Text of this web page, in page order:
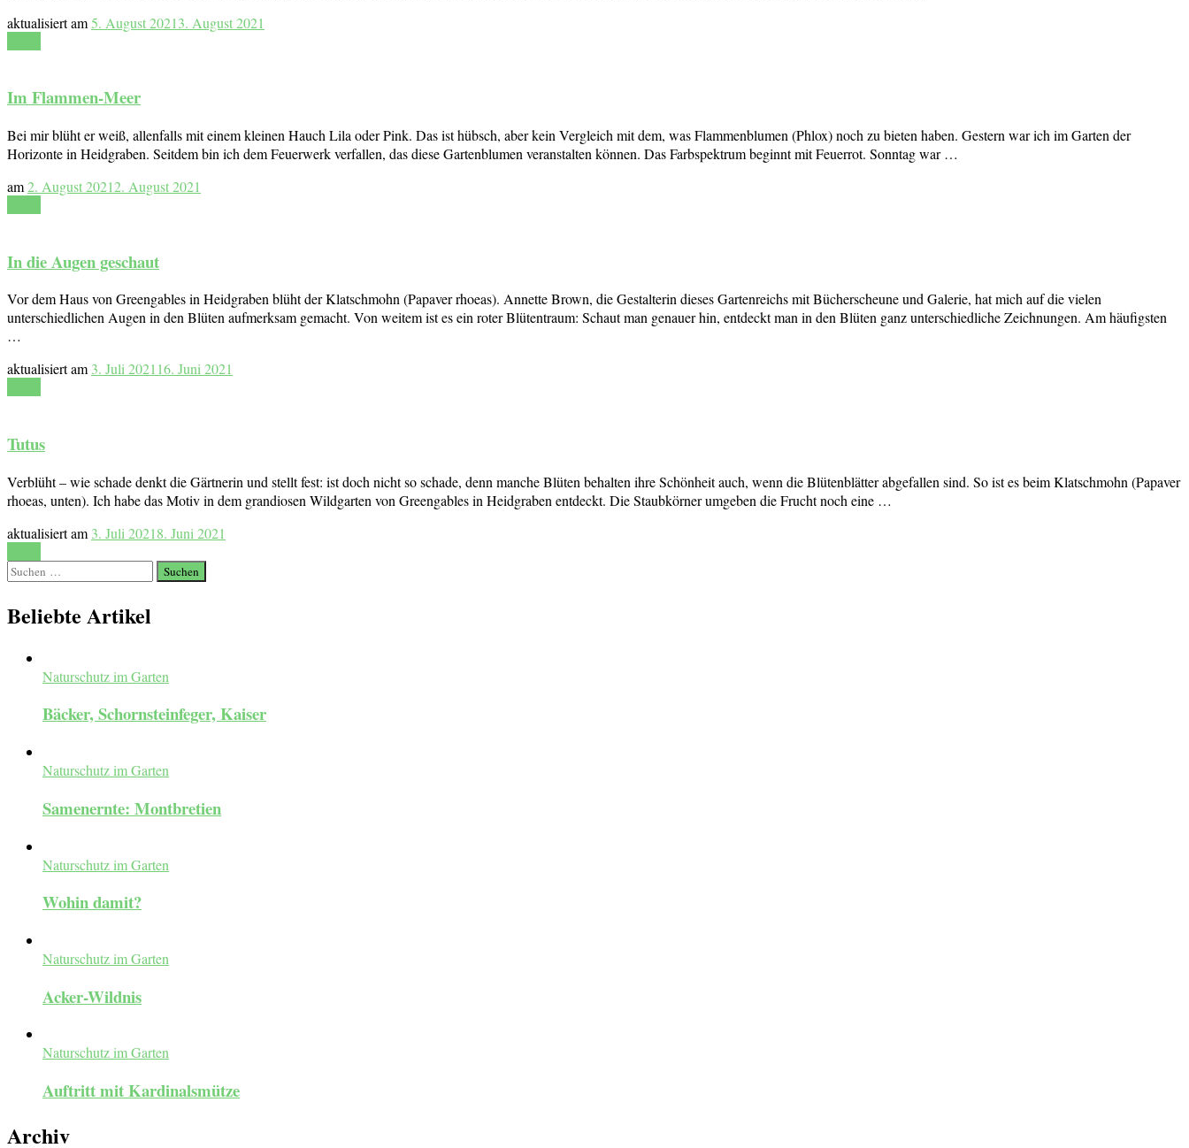
aktualisiert am5. August 20213. August 2021
Im Flammen-Meer
Bei mir blüht er weiß, allenfalls mit einem kleinen Hauch Lila oder Pink. Das ist hübsch, aber kein Vergleich mit dem, was Flammenblumen (Phlox) noch zu bieten haben. Gestern war ich im Garten der
Horizonte in Heidgraben. Seitdem bin ich dem Feuerwerk verfallen, das diese Gartenblumen veranstalten können. Das Farbspektrum beginnt mit Feuerrot. Sonntag war …
am2. August 20212. August 2021
In die Augen geschaut
Vor dem Haus von Greengables in Heidgraben blüht der Klatschmohn (Papaver rhoeas). Annette Brown, die Gestalterin dieses Gartenreichs mit Bücherscheune und Galerie, hat mich auf die vielen
unterschiedlichen Augen in den Blüten aufmerksam gemacht. Von weitem ist es ein roter Blütentraum: Schaut man genauer hin, entdeckt man in den Blüten ganz unterschiedliche Zeichnungen. Am häufigsten
…
aktualisiert am3. Juli 202116. Juni 2021
Tutus
Verblüht – wie schade denkt die Gärtnerin und stellt fest: ist doch nicht so schade, denn manche Blüten behalten ihre Schönheit auch, wenn die Blütenblätter abgefallen sind. So ist es beim Klatschmohn (Papaver
rhoeas, unten). Ich habe das Motiv in dem grandiosen Wildgarten von Greengables in Heidgraben entdeckt. Die Staubkörner umgeben die Frucht noch eine …
aktualisiert am 3. Juli 20218. Juni 2021
Suchen
nach:
Beliebte Artikel
Naturschutz im Garten
Bäcker, Schornsteinfeger, Kaiser
Naturschutz im Garten
Samenernte: Montbretien
Naturschutz im Garten
Wohin damit?
Naturschutz im Garten
Acker-Wildnis
Naturschutz im Garten
Auftritt mit Kardinalsmütze
Archiv